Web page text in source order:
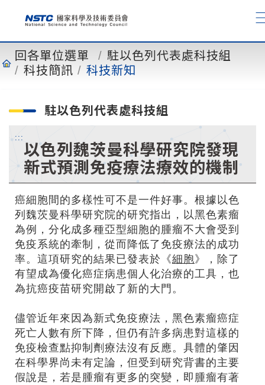
容 回各單位選單
駐以色列代表處科技組
科技簡訊
科技新知
駐以色列代表處科技組
:::
以色列魏茨曼科學研究院發現
新式預測免疫療法療效的機制
癌細胞間的多樣性可不是一件好事。根據以色
列魏茨曼科學研究院的研究指出，以黑色素瘤
為例，分化成多種亞型細胞的腫瘤不大會受到
免疫系統的牽制，從而降低了免疫療法的成功
率。這項研究的結果已發表於《細胞》，除了
有望成為優化癌症病患個人化治療的工具，也
為抗癌疫苗研究開啟了新的大門。
儘管近年來因為新式免疫療法，黑色素瘤癌症
死亡人數有所下降，但仍有許多病患對這樣的
免疫檢查點抑制劑療法沒有反應。具體的肇因
在科學界尚未有定論，但受到研究背書的主要
假說是，若是腫瘤有更多的突變，即腫瘤有著